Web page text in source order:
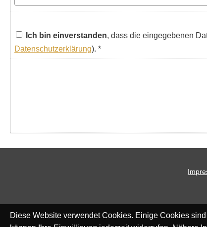
Ich bin einverstanden, dass die eingegebenen
Datenschutzerklärung). *
Diese Website verwendet Cookies. Einige Cookies